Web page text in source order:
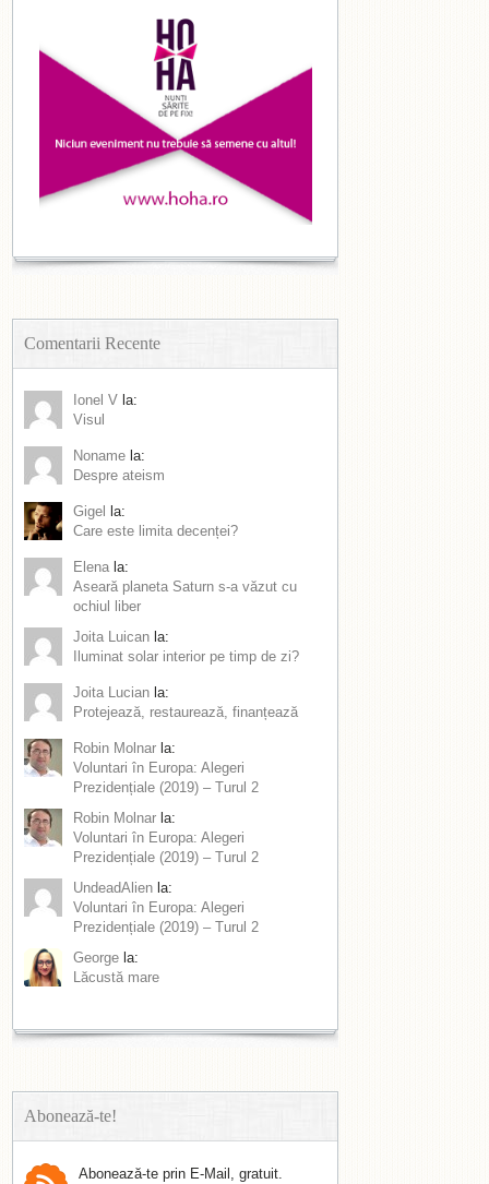
Comentarii Recente
Ionel V la:
Visul
Noname la:
Despre ateism
Gigel
la:
Care este limita decenței?
Elena la:
Aseară planeta Saturn s-a văzut cu
ochiul liber
Joita Luican la:
Iluminat solar interior pe timp de zi?
Joita Lucian la:
Protejează, restaurează, finanțează
Robin Molnar la:
Voluntari în Europa: Alegeri
Prezidențiale (2019) – Turul 2
Robin Molnar la:
Voluntari în Europa: Alegeri
Prezidențiale (2019) – Turul 2
UndeadAlien la:
Voluntari în Europa: Alegeri
Prezidențiale (2019) – Turul 2
George la:
Lăcustă mare
Abonează-te!
Abonează-te prin E-Mail, gratuit.